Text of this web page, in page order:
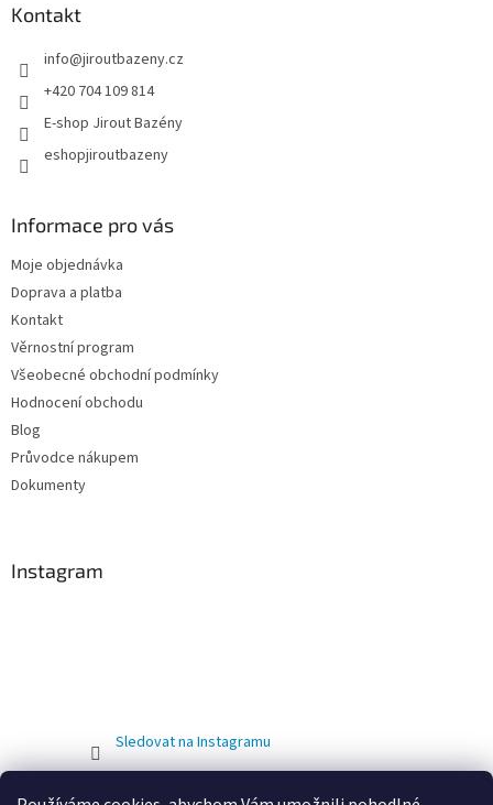
Kontakt
info@jiroutbazeny.cz
+420 704 109 814
E-shop Jirout Bazény
eshopjiroutbazeny
Informace pro vás
Moje objednávka
Doprava a platba
Kontakt
Věrnostní program
Všeobecné obchodní podmínky
Hodnocení obchodu
Blog
Průvodce nákupem
Dokumenty
Instagram
Sledovat na Instagramu